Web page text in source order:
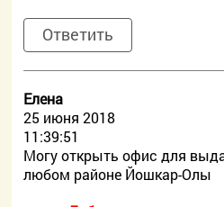
Ответить
Елена
25 июня 2018
11:39:51
Могу открыть офис для
любом районе Йошкар-Олы